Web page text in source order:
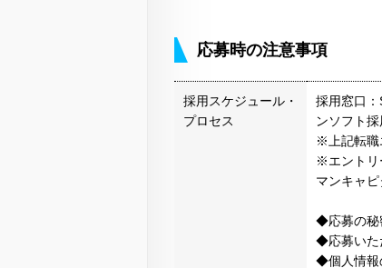
応募時の注意事項
採用スケジュール・
プロセス
採用窓口
ンソフト採
※上記転職
※エントリ
マンキャ
◆応募の秘
◆応募いた
◆個人情報